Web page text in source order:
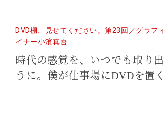
DVD棚、見せてください。第23回／グラフ
イナー小濱真吾
時代の感覚を、いつでも取り
うに。僕が仕事場にDVDを置